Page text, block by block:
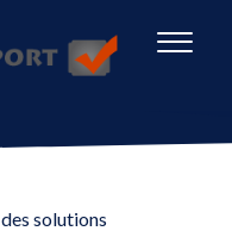
solutions